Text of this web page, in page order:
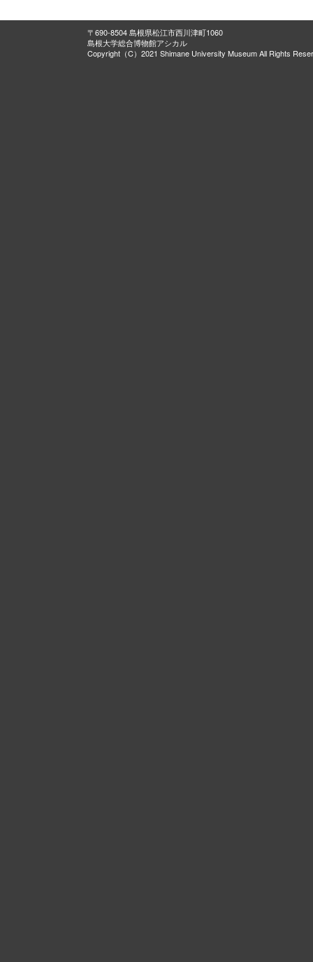
〒690-8504 島根県松江市西川津町1060
島根大学総合博物館アシカル
Copyright（C）2021 Shimane University Museum All Rights